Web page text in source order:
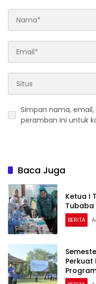
Simpan nama,
peramban ini untuk
Baca Juga
Ketua I
Tubaba
BERITA
Perkuat